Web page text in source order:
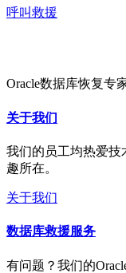
呼叫救援
Oracle数据库恢复
关于我们
我们的员工均热爱技
趣所在。
关于我们
数据库救援服务
有问题？我们的